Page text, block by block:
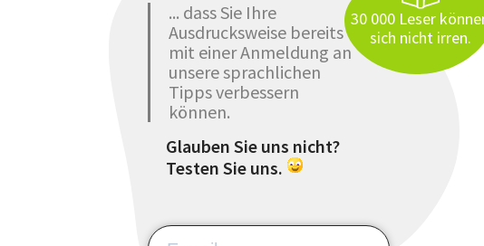
... dass Sie Ihre
Ausdrucksweise bereits
mit einer Anmeldung an
unsere sprachlichen
Tipps verbessern
können.
Glauben Sie uns nicht?
Testen Sie uns.
30 000 Leser
sich nicht irren.